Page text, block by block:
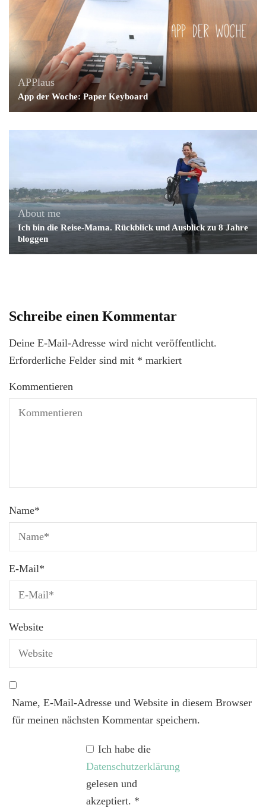
APPlaus
App der Woche: Paper Keyboard
About me
Ich bin die Reise-Mama. Rückblick und Ausblick zu 8 Jahre
bloggen
Schreibe einen Kommentar
Deine E-Mail-Adresse wird nicht veröffentlicht.
Erforderliche Felder sind mit * markiert
Kommentieren
Name*
E-Mail*
Website
Name, E-Mail-Adresse und Website in diesem Browser
für meinen nächsten Kommentar speichern.
Ich habe die
Datenschutzerklärung
gelesen und
akzeptiert. *